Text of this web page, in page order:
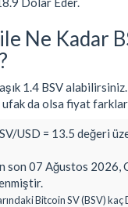
Ne Kadar
1.4 BSV alabilirsiniz.
ufak da olsa fiyat
USD = 13.5 değeri
son 07 Ağustos 2026,
Bitcoin SV (BSV)